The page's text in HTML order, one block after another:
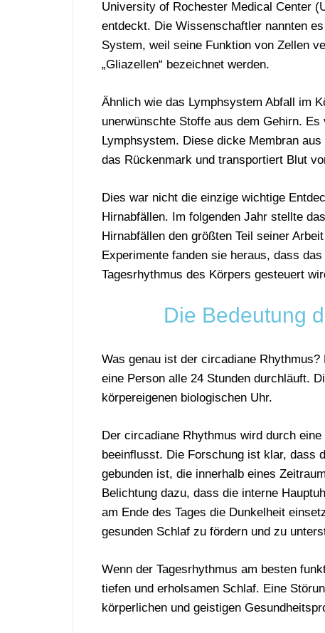
University of Rochester Medical Center
entdeckt. Die Wissenschaftler nannten
System, weil seine Funktion von Zellen
„Gliazellen“ bezeichnet werden.
Ähnlich wie das Lymphsystem Abfall im
unerwünschte Stoffe aus dem Gehirn.
Lymphsystem. Diese dicke Membran
das Rückenmark und transportiert Blut
Dies war nicht die einzige wichtige
Hirnabfällen. Im folgenden Jahr stellte
Hirnabfällen den größten Teil seiner
Experimente fanden sie heraus, dass
Tagesrhythmus des Körpers gesteuert
Die Bedeutung
Was genau ist der circadiane Rhythmus?
eine Person alle 24 Stunden durchläuft.
körpereigenen biologischen Uhr.
Der circadiane Rhythmus wird durch
beeinflusst. Die Forschung ist klar, dass
gebunden ist, die innerhalb eines
Belichtung dazu, dass die interne
am Ende des Tages die Dunkelheit
gesunden Schlaf zu fördern und zu
Wenn der Tagesrhythmus am besten
tiefen und erholsamen Schlaf. Eine
körperlichen und geistigen